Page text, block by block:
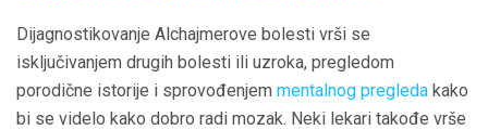
Dijagnostikovanje Alchajmerove bolesti vrši se
isključivanjem drugih bolesti ili uzroka, pregledom
porodične istorije i sprovođenjem mentalnog pregleda kako
bi se videlo kako dobro radi mozak. Neki lekari takođe vrše